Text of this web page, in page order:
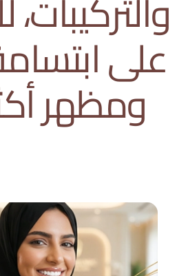
على
ومظهر